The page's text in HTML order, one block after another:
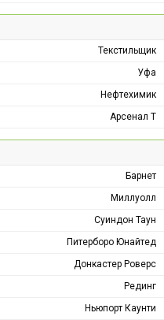
Текстильщик
Уфа
Нефтехимик
Арсенал Т
Барнет
Миллуолл
Суиндон Таун
Питерборо Юнайтед
Донкастер Роверс
Рединг
Ньюпорт Каунти